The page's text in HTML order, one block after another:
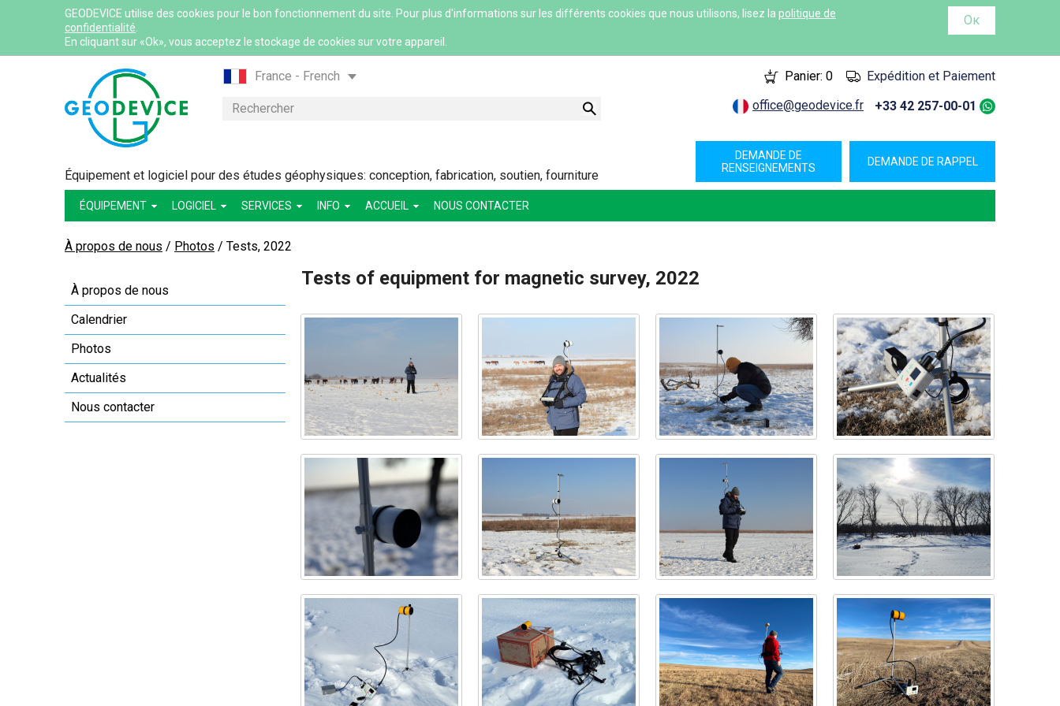
GEODEVICE utilise des cookies pour le bon fonctionnement du site. Pour plus d'informations sur les différents cookies que nous utilisons, lisez la politique de
confidentialité
En cliquant sur «Ok», vous acceptez le stockage de cookies sur votre appareil.
Ок
France - French
France - English
Canada - French
Mexico - Spanish
USA - English
Казахстан - Русский
Узбекистан - Русский
Panier: 0 Expédition et Paiement
Rechercher office@geodevice.fr +33 42 257-00-01
Équipement et logiciel pour des études géophysiques: conception, fabrication, soutien, fourniture
DEMANDE DE RAPPEL
DEMANDE DE
RENSEIGNEMENTS
ÉQUIPEMENT LOGICIEL SERVICES INFO ACCUEIL NOUS CONTACTER
À propos de nous / Photos / Tests, 2022
À propos de nous
Calendrier
Photos
Actualités
Nous contacter
Tests of equipment for magnetic survey, 2022